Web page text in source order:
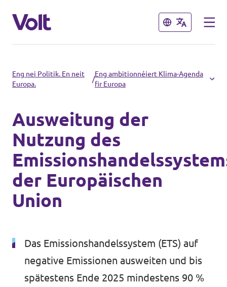
Zoumaachen
Wiel eng Sprooch aus
Volt an anere Länner
🇩🇪 Volt Deutschland
🇫🇷 Volt France
🇵🇹 Volt Portugal
🇳🇱 Volt Nederland
Zoumaachen
Eis Politik
Iwwer Volt
Leit
Agenda
Eng nei Politik. En neit
Europa.
/
Eng ambitionnéiert Klima-Agenda
fir Europa
Ausweitung der
Nutzung des
der Europäischen
Union
Das Emissionshandelssystem (ETS) auf
negative Emissionen ausweiten und bis
spätestens Ende 2025 mindestens 90 %